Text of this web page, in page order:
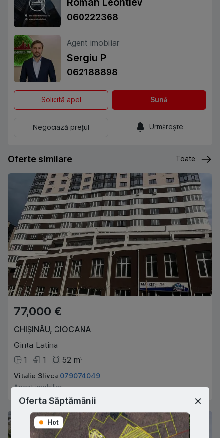
Roman Leontiev
060222368
Agent imobiliar
Sergiu P
062188898
Solicită apel Sună
Negociază prețul Urmărește
Oferte similare Toate
77,000 €
CHIȘINĂU, CIOCANA
Ginta Latina
1
1 52 m2
Vitalie Slivca 079074049
Agent imobiliar
Oferta Săptămânii
Hot